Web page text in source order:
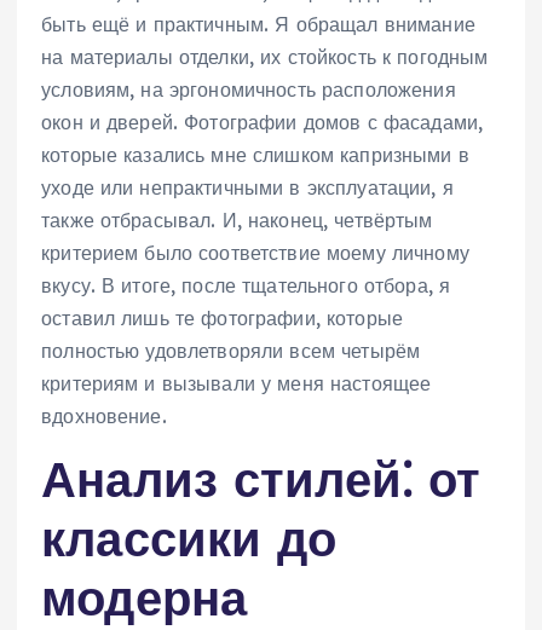
быть ещё и практичным. Я обращал внимание
на материалы отделки, их стойкость к погодным
условиям, на эргономичность расположения
окон и дверей. Фотографии домов с фасадами,
которые казались мне слишком капризными в
уходе или непрактичными в эксплуатации, я
также отбрасывал. И, наконец, четвёртым
критерием было соответствие моему личному
вкусу. В итоге, после тщательного отбора, я
оставил лишь те фотографии, которые
полностью удовлетворяли всем четырём
критериям и вызывали у меня настоящее
вдохновение.
Анализ стилей⁚ от
классики до
модерна